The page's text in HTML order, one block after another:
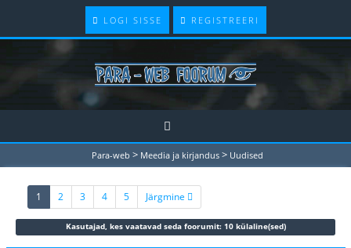
LOGI SISSE REGISTREERI
Para-web > Meedia ja kirjandus > Uudised
1 (current)
2 3 4 5 Järgmine
Kasutajad, kes vaatavad seda foorumit: 10 külaline(sed)